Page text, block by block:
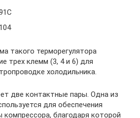
такого терморегулятора
трех клемм (3, 4 и 6) для
холодильника.
две контактные пары. Одна из
для обеспечения
благодаря которой